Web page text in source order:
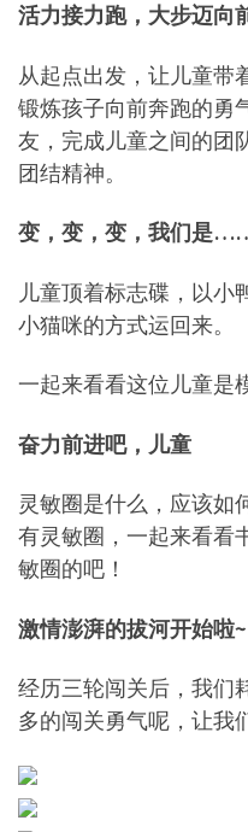
活力接力跑，大步迈向
从起点出发，让儿童带
锻炼孩子向前奔跑的勇
友，完成儿童之间的团
团结精神。
变，变，变，我们是
儿童顶着标志碟，以小
小猫咪的方式运回来。
一起来看看这位儿童是
奋力前进吧，儿童
灵敏圈是什么，应该如
有灵敏圈，一起来看看
敏圈的吧！
激情澎湃的拔河开始啦~
经历三轮闯关后，我们
多的闯关勇气呢，让我